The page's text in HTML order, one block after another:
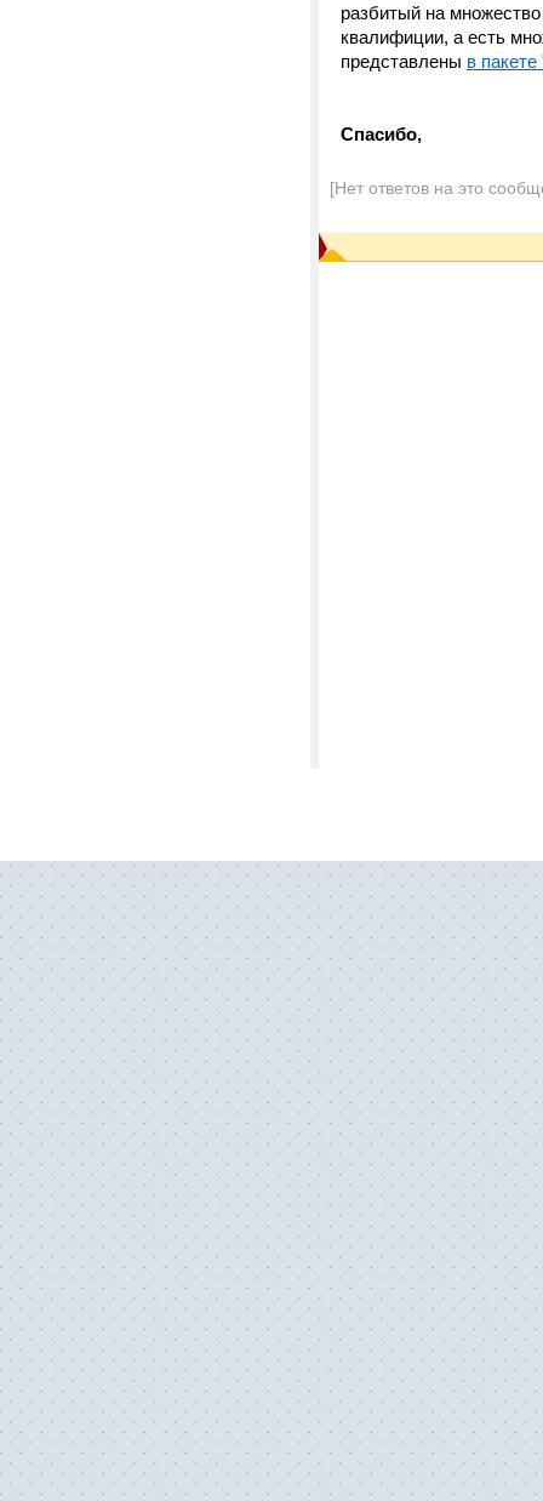
разбитый на
квалифиции, а есть
представлены в
Спасибо,
[Нет ответов на это